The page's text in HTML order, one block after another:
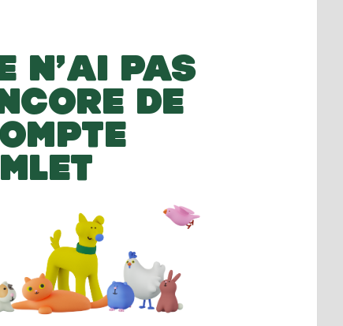
N’AI PAS
DE